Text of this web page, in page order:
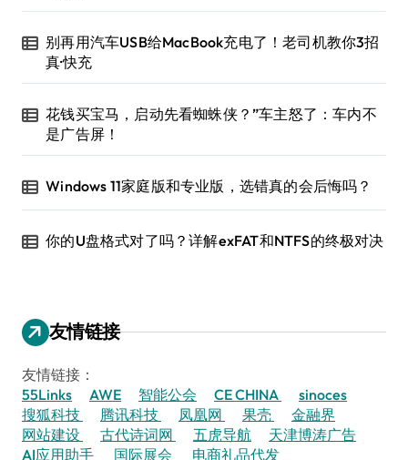
别再用汽车USB给MacBook充电了！老司机教你3招
真·快充
花钱买宝马，启动先看蜘蛛侠？”车主怒了：车内不
是广告屏！
Windows 11家庭版和专业版，选错真的会后悔吗？
你的U盘格式对了吗？详解exFAT和NTFS的终极对决
友情链接
友情链接：
55Links
AWE 智能公会 CE CHINA
sinoces
搜狐科技
腾讯科技 凤凰网 果壳
金融界
网站建设
古代诗词网 五虎导航
天津博涛广告
AI应用助手
国际展会 电商礼品代发